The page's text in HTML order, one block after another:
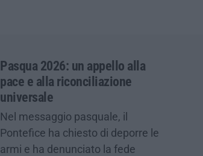
Pasqua 2026: un appello alla
pace e alla riconciliazione
universale
Nel messaggio pasquale, il
Pontefice ha chiesto di deporre le
armi e ha denunciato la fede